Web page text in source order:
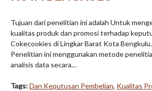
Tujuan dari penelitian ini adalah Untuk
kualitas produk dan promosi terhadap
Cokecookies di Lingkar Barat Kota Bengkulu.
Penelitian ini menggunakan metode
analisis data secara…
Tags:Dan Keputusan Pembelian, Kualitas